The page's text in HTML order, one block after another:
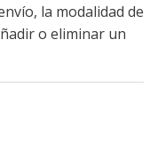
la modalidad de
o eliminar un